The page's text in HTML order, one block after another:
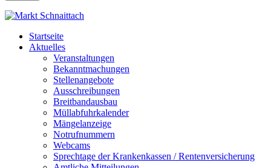
Startseite
Aktuelles
Veranstaltungen
Bekanntmachungen
Stellenangebote
Ausschreibungen
Breitbandausbau
Müllabfuhrkalender
Mängelanzeige
Notrufnummern
Webcams
Sprechtage der Krankenkassen / Rentenversicherung